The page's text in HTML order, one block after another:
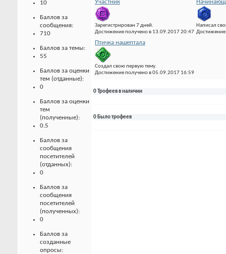
10
Баллов за
сообщения:
710
Баллов за темы:
55
Баллов за оценки
тем (отданные):
0
Баллов за оценки
тем
(полученные):
0.5
Баллов за
сообщения
посетителей
(отданных):
0
Баллов за
сообщения
посетителей
(полученных):
0
Баллов за
созданные
опросы:
Участник
Зарегистрирован 7 дней.
Достижение получено в 13.09.2017 20:47
Написал
Птичка нашептала
Создал свою первую тему.
Достижение получено в 05.09.2017 16:59
0 Трофеев в наличии
0 Было трофеев